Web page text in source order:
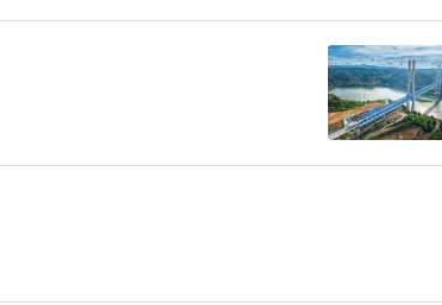
持服务地方经济发展、